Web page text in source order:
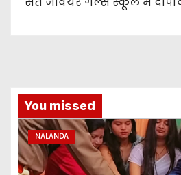
You missed
NALANDA